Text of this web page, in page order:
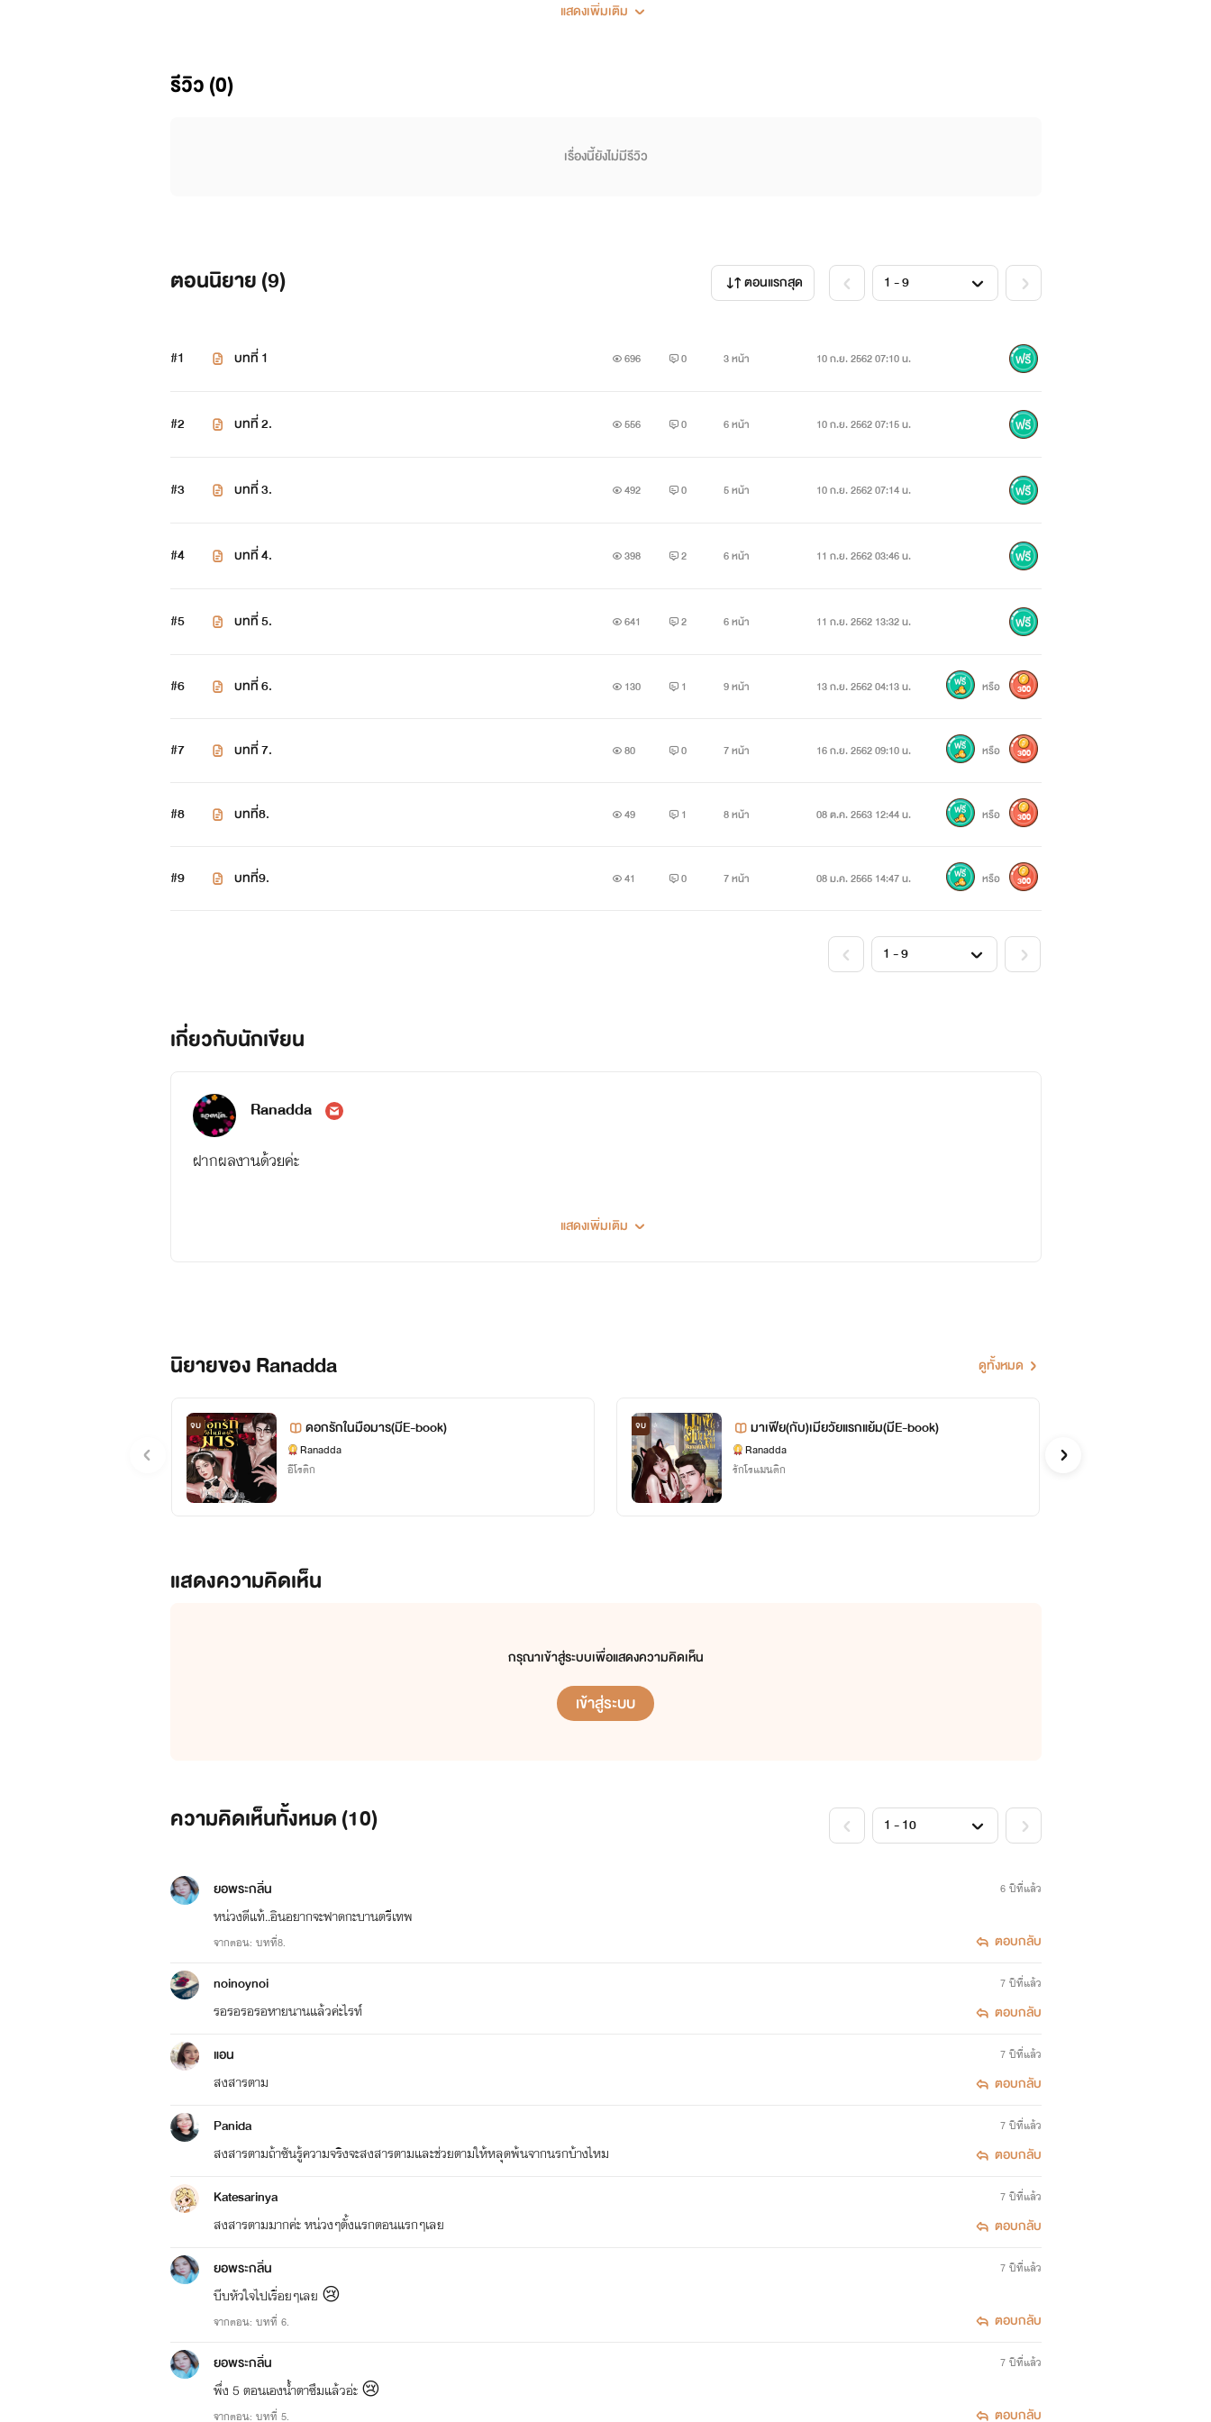
หนึ่งคน...
เจ็บแค้นเพราะความไว้ใจ เมื่อความรู้สึกดีๆถูกทำลาย คนต้นเหตุก็ต้องถูกทำร้ายเช่นเดียวกัน
'เธอมันก็ไม่ต่างอะไรกับผู้หญิงหากินหรอกตามตะวัน อยากได้ฉันมากใช่ไหม ถึงได้ลงทุนทำเรื่องสกปรกแบบนี้ แล้วเธอจะได้รู้ว่าเทวดากับซาตาน
แสดงเพิ่มเติม
รีวิว (0)
เรื่องนี้ยังไม่มีรีวิว
ตอนนิยาย (9) ตอนแรกสุด
#1 บทที่ 1 696 0 3 หน้า 10 ก.ย. 2562 07:10 น.
#2 บทที่ 2. 556 0 6 หน้า 10 ก.ย. 2562 07:15 น.
#3 บทที่ 3. 492 0 5 หน้า 10 ก.ย. 2562 07:14 น.
#4 บทที่ 4. 398 2 6 หน้า 11 ก.ย. 2562 03:46 น.
#5 บทที่ 5. 641 2 6 หน้า 11 ก.ย. 2562 13:32 น.
#6 บทที่ 6. 130 1 9 หน้า 13 ก.ย. 2562 04:13 น. หรือ 300
#7 บทที่ 7. 80 0 7 หน้า 16 ก.ย. 2562 09:10 น. หรือ 300
#8 บทที่8. 49 1 8 หน้า 08 ต.ค. 2563 12:44 น. หรือ 300
#9 บทที่9. 41 0 7 หน้า 08 ม.ค. 2565 14:47 น. หรือ 300
เกี่ยวกับนักเขียน
Ranadda
ฝากผลงานด้วยค่ะ
และพัฒนาตัวเองต่อไปค่ะ
*ห้ามคัดลอกหรือดัดแปลงเนื้อหาส่วนใดส่วนหนึ่งในนิยายทั้งสิ้น !!
แสดงเพิ่มเติม
นิยายของ Ranadda ดูทั้งหมด
จบ ดอกรักในมือมาร(มีE-book)
Ranadda
อีโรติก
จบ มาเฟีย(กับ)เมียวัยแรกแย้ม(มีE-book)
Ranadda
รักโรแมนติก
แสดงความคิดเห็น
กรุณาเข้าสู่ระบบเพื่อแสดงความคิดเห็น
เข้าสู่ระบบ
ความคิดเห็นทั้งหมด (10)
ยอพระกลิ่น
หน่วงดีแท้..อินอยากจะฟาดกะบานตรีเทพ
จากตอน: บทที่8.
6 ปีที่แล้ว
ตอบกลับ
noinoynoi
รอรอรอรอหายนานแล้วค่ะไรท์
7 ปีที่แล้ว
ตอบกลับ
แอน
สงสารตาม
7 ปีที่แล้ว
ตอบกลับ
Panida
สงสารตามถ้าซันรู้ความจริงจะสงสารตามและช่วยตามให้หลุดพ้นจากนรกบ้างไหม
7 ปีที่แล้ว
ตอบกลับ
Katesarinya
สงสารตามมากค่ะ หน่วงๆตั้งแรกตอนแรกๆเลย
7 ปีที่แล้ว
ตอบกลับ
ยอพระกลิ่น
บีบหัวใจไปเรื่อยๆเลย 😢
จากตอน: บทที่ 6.
7 ปีที่แล้ว
ตอบกลับ
ยอพระกลิ่น
พึ่ง 5 ตอนเองน้ำตาซึมแล้วอ่ะ 😢
จากตอน: บทที่ 5.
7 ปีที่แล้ว
ตอบกลับ